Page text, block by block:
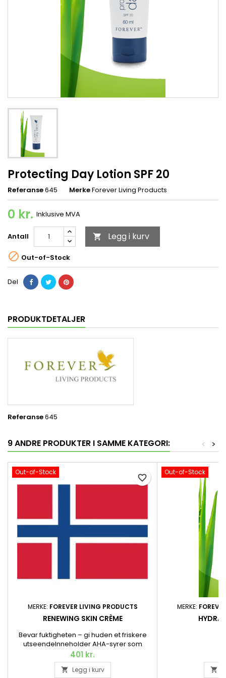
Protecting Day Lotion SPF 20
Referanse645 MerkeForever Living Products
0 kr. Inklusive MVA
Antall  Legg i kurv
 Out-of-Stock
Del
PRODUKTDETALJER
Referanse645
9 ANDRE PRODUKTER I SAMME KATEGORI: >
<
Out-of-Stock
MERKE: FOREVER LIVING PRODUCTS
RENEWING SKIN CRÈME
Bevar fuktigheten – gi huden et friskere
utseendeInneholder AHA-syrer som
skånsomt eksfolierer døde hudceller fra
hudoverflaten, skvalan fra olivenolje som
mykgjør, samt kollagen som fukter og
401 kr.
 Legg i kurv
favorite_border
Out-of-Stock
MERKE:
